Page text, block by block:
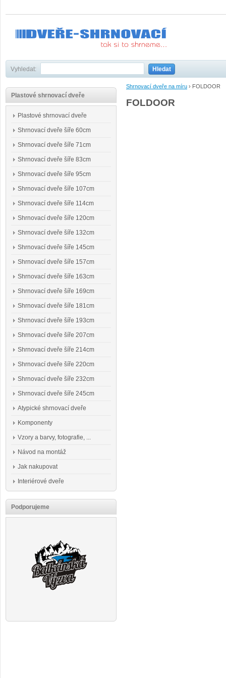
Vyhledat: Hledat
Shrnovací dveře na míru › FOLDOOR
FOLDOOR
Plastové shrnovací dveře
Plastové shrnovací dveře
Shrnovací dveře šíře 60cm
Shrnovací dveře šíře 71cm
Shrnovací dveře šíře 83cm
Shrnovací dveře šíře 95cm
Shrnovací dveře šíře 107cm
Shrnovací dveře šíře 114cm
Shrnovací dveře šíře 120cm
Shrnovací dveře šíře 132cm
Shrnovací dveře šíře 145cm
Shrnovací dveře šíře 157cm
Shrnovací dveře šíře 163cm
Shrnovací dveře šíře 169cm
Shrnovací dveře šíře 181cm
Shrnovací dveře šíře 193cm
Shrnovací dveře šíře 207cm
Shrnovací dveře šíře 214cm
Shrnovací dveře šíře 220cm
Shrnovací dveře šíře 232cm
Shrnovací dveře šíře 245cm
Atypické shrnovací dveře
Komponenty
Vzory a barvy, fotografie, ...
Návod na montáž
Jak nakupovat
Interiérové dveře
Podporujeme